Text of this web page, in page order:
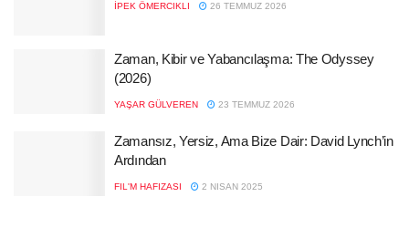
İPEK ÖMERCIKLI 26 TEMMUZ 2026
Zaman, Kibir ve Yabancılaşma: The Odyssey
(2026)
YAŞAR GÜLVEREN 23 TEMMUZ 2026
Zamansız, Yersiz, Ama Bize Dair: David Lynch’in
Ardından
FIL'M HAFIZASI 2 NISAN 2025